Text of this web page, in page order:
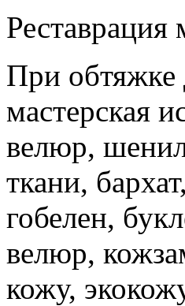
Реставрация
При обтяжке
мастерская
велюр,
ткани,
гобелен,
велюр,
кожу,